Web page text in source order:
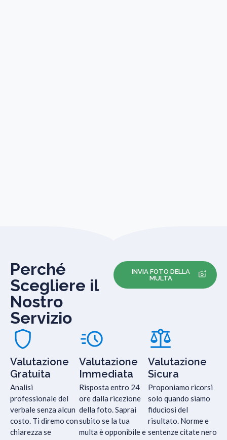
Perché
Scegliere il
Nostro
Servizio
INVIA FOTO DELLA
MULTA
Valutazione
Gratuita
Analisi
professionale del
verbale senza alcun
costo. Ti diremo con
chiarezza se
Valutazione
Immediata
Risposta entro 24
ore dalla ricezione
della foto. Saprai
subito se la tua
multa è opponibile e
Valutazione
Sicura
Proponiamo ricorsi
solo quando siamo
fiduciosi del
risultato. Norme e
sentenze citate nero